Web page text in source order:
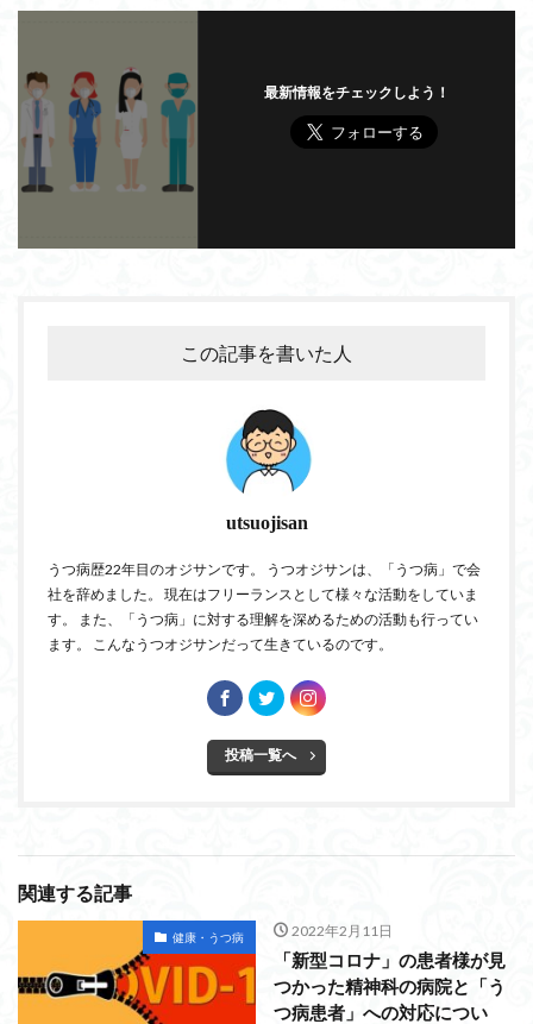
最新情報をチェックしよう！
この記事を書いた人
utsuojisan
うつ病歴22年目のオジサンです。 うつオジサンは、「うつ病」で会
社を辞めました。 現在はフリーランスとして様々な活動をしていま
す。 また、「うつ病」に対する理解を深めるための活動も行ってい
ます。 こんなうつオジサンだって生きているのです。
投稿一覧へ
関連する記事
健康・うつ病 2022年2月11日
「新型コロナ」の患者様が見
つかった精神科の病院と「う
つ病患者」への対応につい